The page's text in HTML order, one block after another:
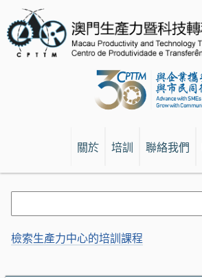
關於 培訓 聯絡我們
檢索生產力中心的培訓課程